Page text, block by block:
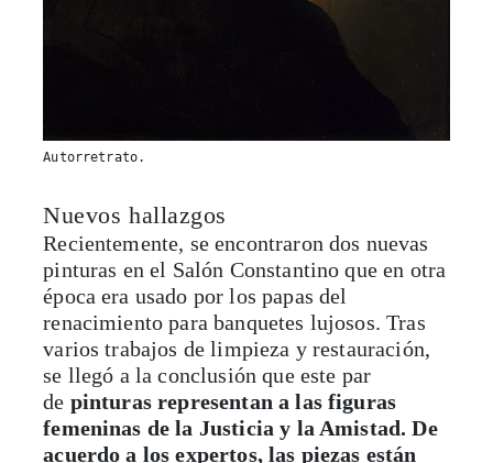
Nuevos hallazgos
pinturas en el Salón Constantino que en otra
época era usado por los papas del
renacimiento para banquetes lujosos. Tras
varios trabajos de limpieza y restauración,
se llegó a la conclusión que este par
depinturas representan a las figuras
femeninas de la Justicia y la Amistad. De
acuerdo a los expertos, las piezas están
atribuidas a Rafael Sanzio.